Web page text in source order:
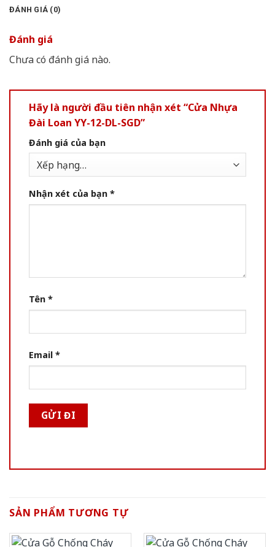
ĐÁNH GIÁ (0)
Đánh giá
Chưa có đánh giá nào.
Hãy là người đầu tiên nhận xét “Cửa Nhựa
Đài Loan YY-12-DL-SGD”
Đánh giá của bạn
Nhận xét của bạn *
Tên *
Email *
SẢN PHẨM TƯƠNG TỰ